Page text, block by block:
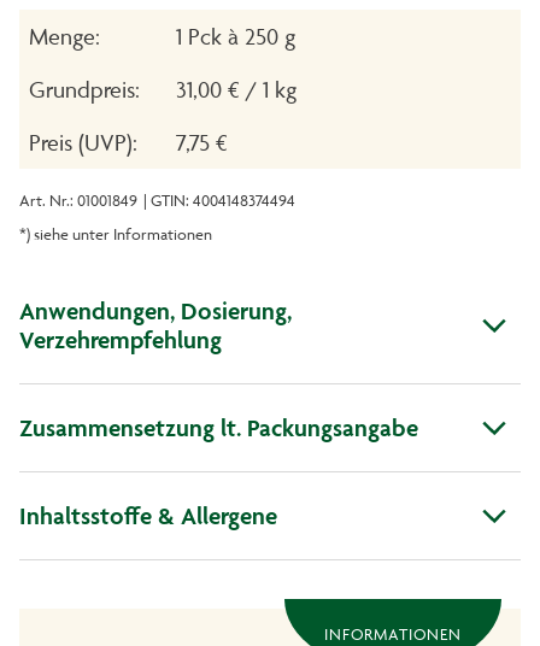
Menge:
1 Pck à 250 g
Grundpreis:
31,00 € / 1 kg
Preis (UVP):
7,75 €
Art. Nr.: 01001849 | GTIN: 4004148374494
*) siehe unter Informationen
Anwendungen, Dosierung,
Verzehrempfehlung
Zusammensetzung lt. Packungsangabe
Inhaltsstoffe & Allergene
INFORMATIONEN